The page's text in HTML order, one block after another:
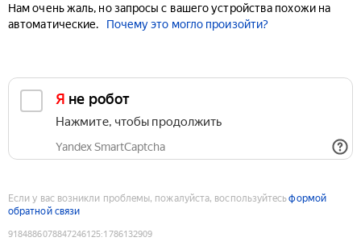
Нам очень жаль, но запросы с вашего устройства похожи на
автоматические.
Почему это могло произойти?
Я не робот
Нажмите, чтобы продолжить
Yandex SmartCaptcha
Если у вас возникли проблемы, пожалуйста, воспользуйтесьформой
обратной связи
9184886078847246125:1786132909